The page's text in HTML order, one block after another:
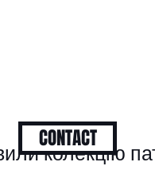
колекцію
CONTACT